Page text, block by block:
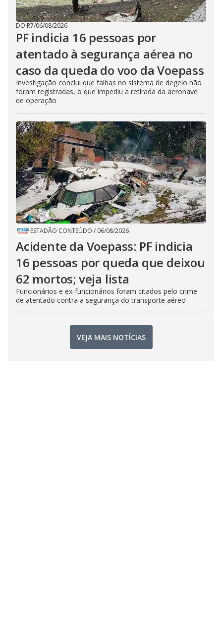
DO R7/06/08/2026
PF indicia 16 pessoas por
atentado à segurança aérea no
caso da queda do voo da Voepass
Investigação conclui que falhas no sistema de degelo não
foram registradas, o que impediu a retirada da aeronave
de operação
ESTADÃO CONTEÚDO / 06/08/2026
Acidente da Voepass: PF indicia
16 pessoas por queda que deixou
62 mortos; veja lista
Funcionários e ex-funcionários foram citados pelo crime
de atentado contra a segurança do transporte aéreo
VEJA MAIS NOTÍCIAS